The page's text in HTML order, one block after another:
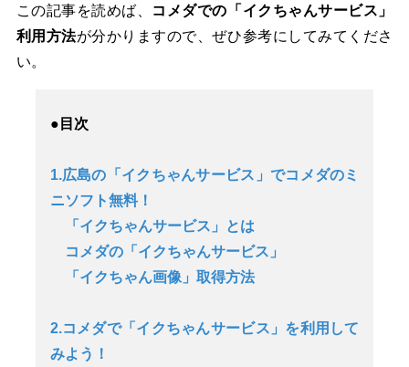
この記事を読めば、 コメダでの「イクちゃんサービス」
利用方法が分かりますので、ぜひ参考にしてみてくださ
い。
●目次
1.広島の「イクちゃんサービス」でコメダのミ
ニソフト無料！
「イクちゃんサービス」とは
コメダの「イクちゃんサービス」
「イクちゃん画像」取得方法
2.コメダで「イクちゃんサービス」を利用して
みよう！